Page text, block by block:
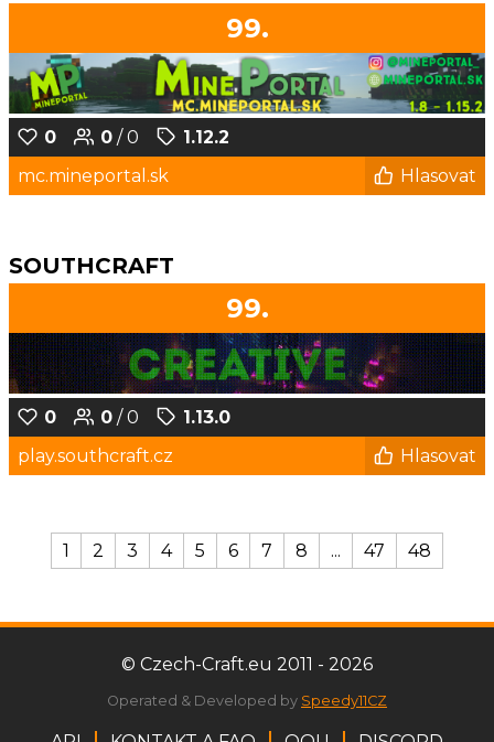
99.
0 0 / 0
1.12.2
mc.mineportal.sk
Hlasovat
SOUTHCRAFT
99.
0 0 / 0
1.13.0
play.southcraft.cz
Hlasovat
1 2 3 4 5 6 7 8 ... 47 48
© Czech-Craft.eu 2011 - 2026
Operated & Developed by Speedy11CZ